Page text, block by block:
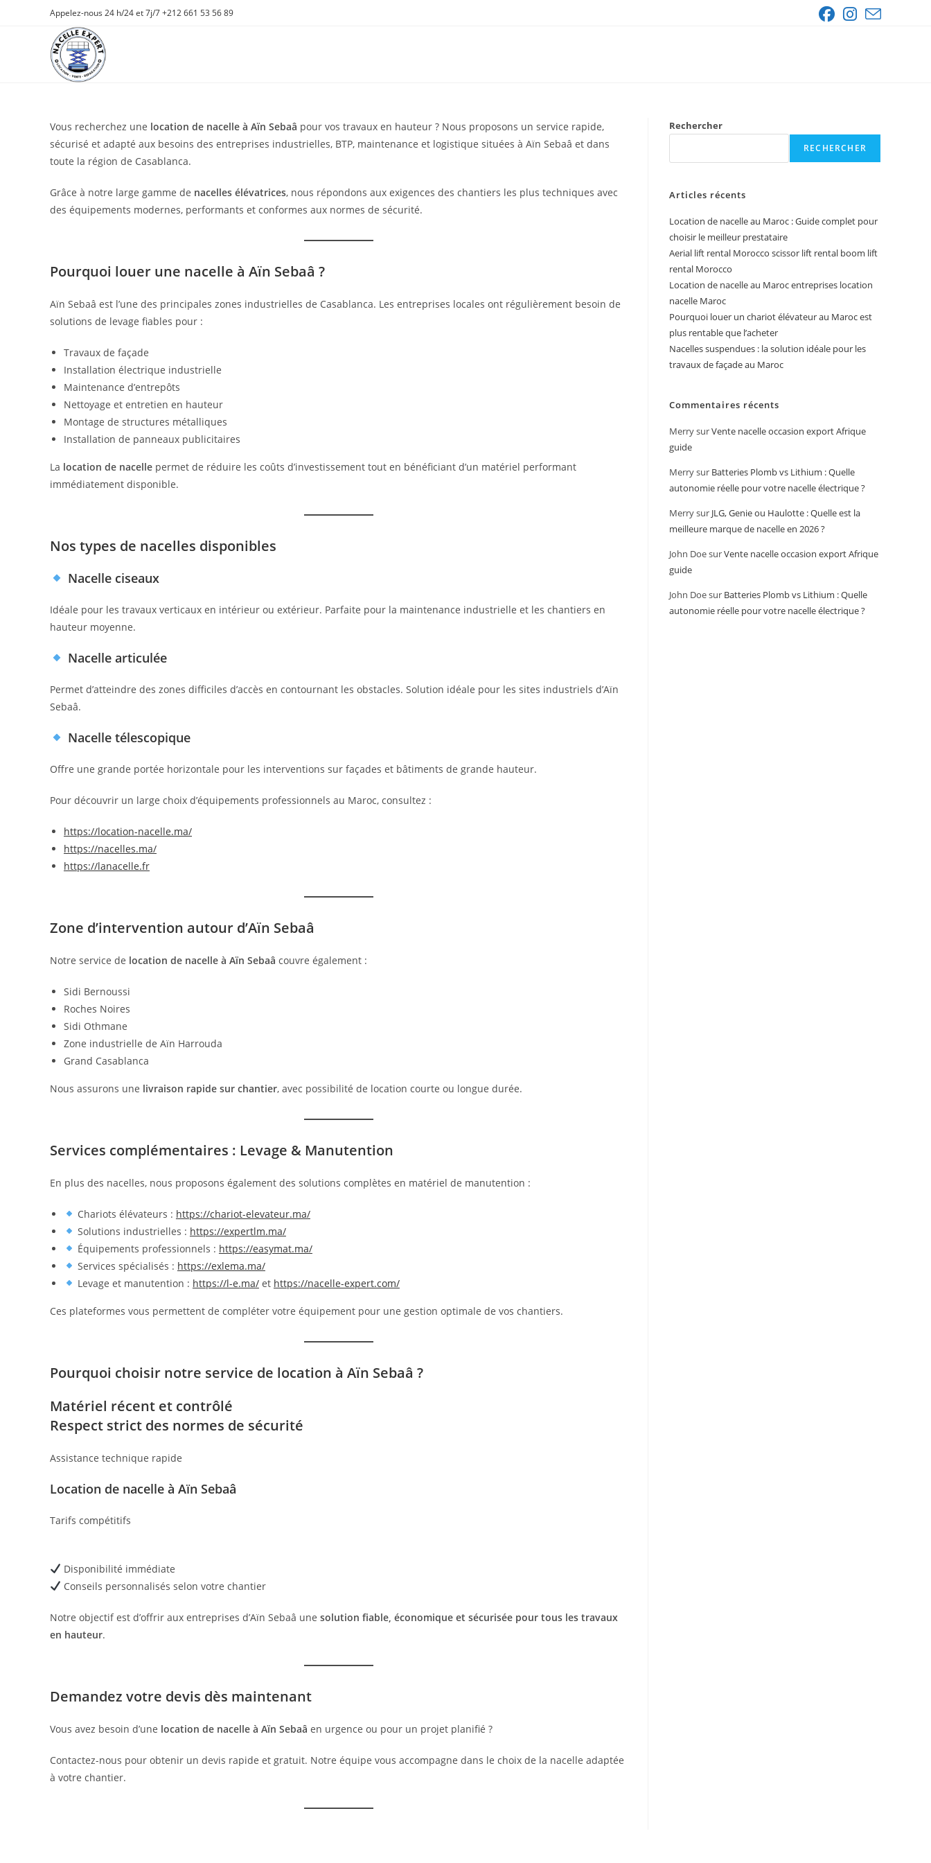
Appelez-nous 24 h/24 et 7j/7 +212 661 53 56 89
Vous recherchez une location de nacelle à Aïn Sebaâ pour vos travaux en hauteur ? Nous proposons un service rapide,
sécurisé et adapté aux besoins des entreprises industrielles, BTP, maintenance et logistique situées à Aïn Sebaâ et dans
toute la région de Casablanca.
Grâce à notre large gamme de nacelles élévatrices, nous répondons aux exigences des chantiers les plus techniques avec
des équipements modernes, performants et conformes aux normes de sécurité.
Pourquoi louer une nacelle à Aïn Sebaâ ?
Aïn Sebaâ est l’une des principales zones industrielles de Casablanca. Les entreprises locales ont régulièrement besoin de
solutions de levage fiables pour :
Travaux de façade
Installation électrique industrielle
Maintenance d’entrepôts
Nettoyage et entretien en hauteur
Montage de structures métalliques
Installation de panneaux publicitaires
La location de nacelle permet de réduire les coûts d’investissement tout en bénéficiant d’un matériel performant
immédiatement disponible.
Nos types de nacelles disponibles
Nacelle ciseaux
Idéale pour les travaux verticaux en intérieur ou extérieur. Parfaite pour la maintenance industrielle et les chantiers en
hauteur moyenne.
Nacelle articulée
Permet d’atteindre des zones difficiles d’accès en contournant les obstacles. Solution idéale pour les sites industriels d’Aïn
Sebaâ.
Nacelle télescopique
Offre une grande portée horizontale pour les interventions sur façades et bâtiments de grande hauteur.
Pour découvrir un large choix d’équipements professionnels au Maroc, consultez :
https://location-nacelle.ma/
https://nacelles.ma/
https://lanacelle.fr
Zone d’intervention autour d’Aïn Sebaâ
Notre service de location de nacelle à Aïn Sebaâ couvre également :
Sidi Bernoussi
Roches Noires
Sidi Othmane
Zone industrielle de Aïn Harrouda
Grand Casablanca
Nous assurons une livraison rapide sur chantier, avec possibilité de location courte ou longue durée.
Services complémentaires : Levage & Manutention
En plus des nacelles, nous proposons également des solutions complètes en matériel de manutention :
Chariots élévateurs : https://chariot-elevateur.ma/
Solutions industrielles : https://expertlm.ma/
Équipements professionnels : https://easymat.ma/
Services spécialisés : https://exlema.ma/
Levage et manutention : https://l-e.ma/et https://nacelle-expert.com/
Ces plateformes vous permettent de compléter votre équipement pour une gestion optimale de vos chantiers.
Pourquoi choisir notre service de location à Aïn Sebaâ ?
Matériel récent et contrôlé
Respect strict des normes de sécurité
Assistance technique rapide
Location de nacelle à Aïn Sebaâ
Tarifs compétitifs
Disponibilité immédiate
Conseils personnalisés selon votre chantier
Notre objectif est d’offrir aux entreprises d’Aïn Sebaâ une solution fiable, économique et sécurisée pour tous les travaux
en hauteur.
Demandez votre devis dès maintenant
Vous avez besoin d’une location de nacelle à Aïn Sebaâ en urgence ou pour un projet planifié ?
Contactez-nous pour obtenir un devis rapide et gratuit. Notre équipe vous accompagne dans le choix de la nacelle adaptée
à votre chantier.
Rechercher
RECHERCHER
Articles récents
Location de nacelle au Maroc : Guide complet pour
choisir le meilleur prestataire
Aerial lift rental Morocco scissor lift rental boom lift
rental Morocco
Location de nacelle au Maroc entreprises location
nacelle Maroc
Pourquoi louer un chariot élévateur au Maroc est
plus rentable que l’acheter
Nacelles suspendues : la solution idéale pour les
travaux de façade au Maroc
Commentaires récents
MerrysurVente nacelle occasion export Afrique
guide
Merrysur Batteries Plomb vs Lithium : Quelle
autonomie réelle pour votre nacelle électrique ?
Merrysur JLG, Genie ou Haulotte : Quelle est la
meilleure marque de nacelle en 2026 ?
John DoesurVente nacelle occasion export Afrique
guide
John Doesur Batteries Plomb vs Lithium : Quelle
autonomie réelle pour votre nacelle électrique ?